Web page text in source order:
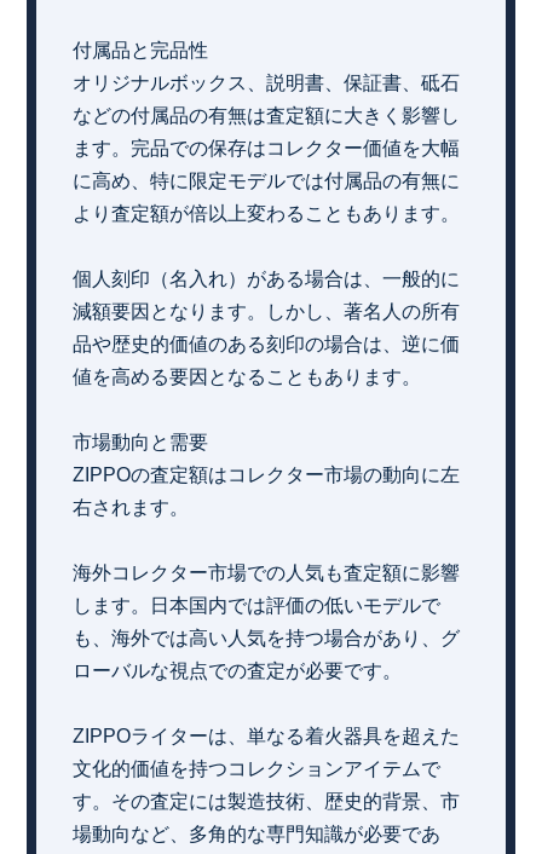
付属品と完品性
オリジナルボックス、説明書、保証書、砥石
などの付属品の有無は査定額に大きく影響し
ます。完品での保存はコレクター価値を大幅
に高め、特に限定モデルでは付属品の有無に
より査定額が倍以上変わることもあります。
個人刻印（名入れ）がある場合は、一般的に
減額要因となります。しかし、著名人の所有
品や歴史的価値のある刻印の場合は、逆に価
値を高める要因となることもあります。
市場動向と需要
ZIPPOの査定額はコレクター市場の動向に左
右されます。
海外コレクター市場での人気も査定額に影響
します。日本国内では評価の低いモデルで
も、海外では高い人気を持つ場合があり、グ
ローバルな視点での査定が必要です。
ZIPPOライターは、単なる着火器具を超えた
文化的価値を持つコレクションアイテムで
す。その査定には製造技術、歴史的背景、市
場動向など、多角的な専門知識が必要であ